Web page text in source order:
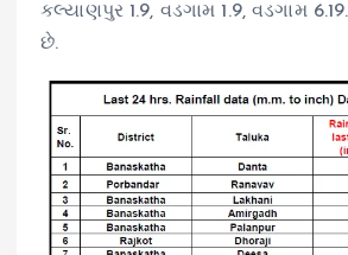
કલ્યાણપુર 1.9, વડગામ 1.9, વડગામ
છે.